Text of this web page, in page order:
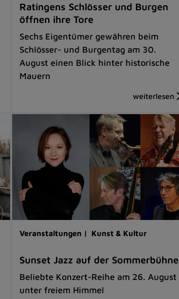
Ratingens Schlösser und Burgen
öffnen ihre Tore
Sechs Eigentümer gewähren beim
Schlösser- und Burgentag am 30.
August einen Blick hinter historische
Mauern
Veranstaltungen | Kunst & Kultur
Sunset Jazz auf der Sommerbühne
Beliebte Konzert-Reihe am 26. August
unter freiem Himmel